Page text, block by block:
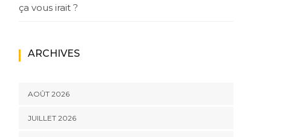
ça vous irait ?
ARCHIVES
AOÛT 2026
JUILLET 2026